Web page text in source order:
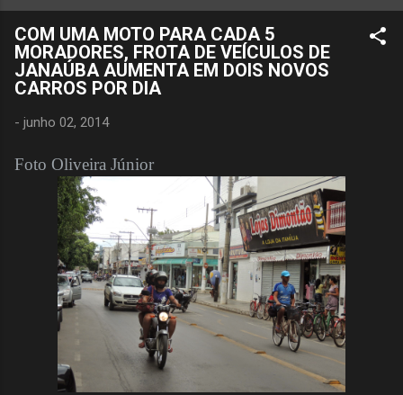
COM UMA MOTO PARA CADA 5
MORADORES, FROTA DE VEÍCULOS DE
JANAÚBA AUMENTA EM DOIS NOVOS
CARROS POR DIA
- junho 02, 2014
Foto Oliveira Júnior